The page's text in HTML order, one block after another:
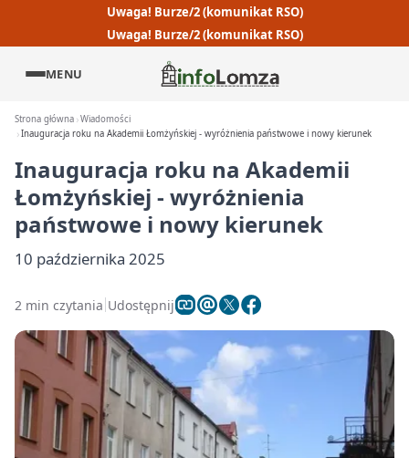
Uwaga! Burze/2 (komunikat RSO)
Uwaga! Burze/2 (komunikat RSO)
MENU
Strona główna Wiadomości
Inauguracja roku na Akademii Łomżyńskiej - wyróżnienia państwowe i nowy kierunek
Inauguracja roku na Akademii
Łomżyńskiej - wyróżnienia
państwowe i nowy kierunek
10 października 2025
2 min czytania Udostępnij